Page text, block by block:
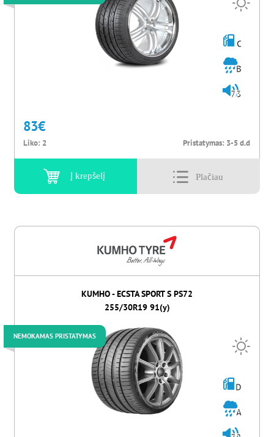
C
B
73
83€
Liko: 2 Pristatymas: 3-5 d.d
Į krepšelį
KUMHO - ECSTA SPORT S PS72
255/30R19 91(y)
NEMOKAMAS PRISTATYMAS
D
A